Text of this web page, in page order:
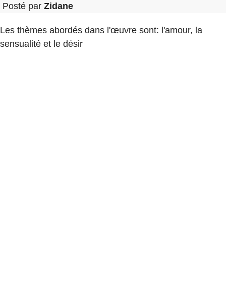
Posté par Zidane
Les thèmes abordés dans l'œuvre sont: l'amour, la
sensualité et le désir